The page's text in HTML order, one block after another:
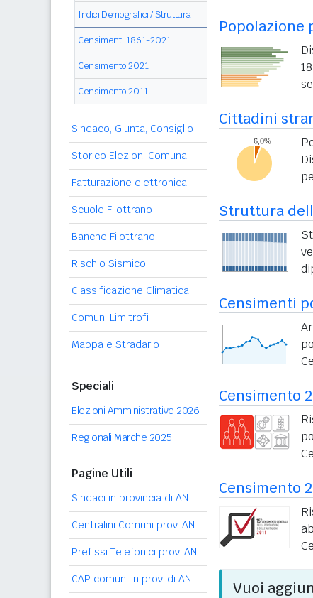
Indici Demografici / Struttura
Censimenti 1861-2021
Censimento 2021
Censimento 2011
Sindaco, Giunta, Consiglio
Storico Elezioni Comunali
Fatturazione elettronica
Scuole Filottrano
Banche Filottrano
Rischio Sismico
Classificazione Climatica
Comuni Limitrofi
Mappa e Stradario
Speciali
Elezioni Amministrative 2026
Regionali Marche 2025
Pagine Utili
Sindaci in provincia di AN
Centralini Comuni prov. AN
Prefissi Telefonici prov. AN
CAP comuni in prov. di AN
Popolazione
Cittadini
Struttura
Censimenti
Censimento
Censimento
Vuoi